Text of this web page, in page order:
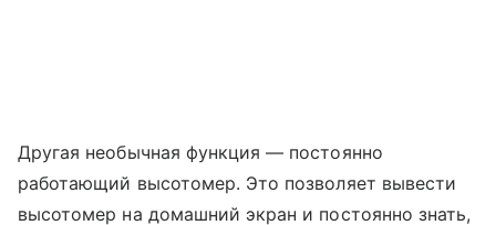
Другая необычная функция — постоянно
работающий высотомер. Это позволяет вывести
высотомер на домашний экран и постоянно знать,